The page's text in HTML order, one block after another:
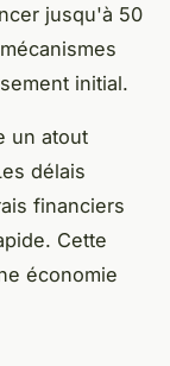
jusqu'à 50
initial.
un atout
délais
financiers
Cette
économie